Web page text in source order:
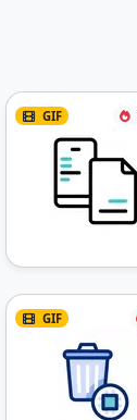
GIF
GIF